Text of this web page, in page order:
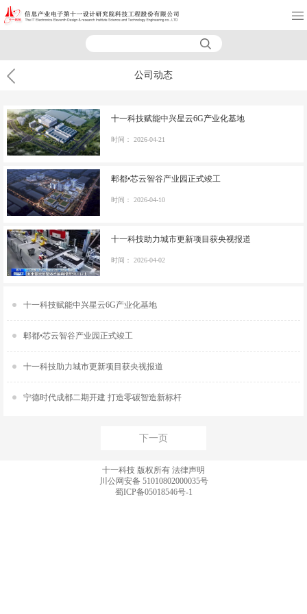
公司动态
十一科技赋能中兴星云6G产业化基地
时间： 2026-04-21
郫都•芯云智谷产业园正式竣工
时间： 2026-04-10
十一科技助力城市更新项目获央视报道
时间： 2026-04-02
十一科技赋能中兴星云6G产业化基地
郫都•芯云智谷产业园正式竣工
十一科技助力城市更新项目获央视报道
宁德时代成都二期开建 打造零碳智造新标杆
下一页
十一科技 版权所有 法律声明
川公网安备 51010802000035号
蜀ICP备05018546号-1